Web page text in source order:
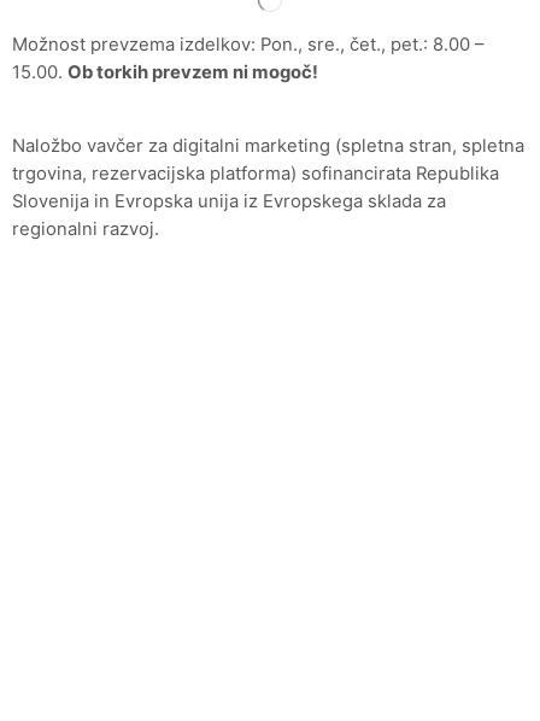
Možnost prevzema izdelkov: Pon., sre., čet., pet.: 8.00 –
15.00. Ob torkih prevzem ni mogoč!
Naložbo vavčer za digitalni marketing (spletna stran, spletna
trgovina, rezervacijska platforma) sofinancirata Republika
Slovenija in Evropska unija iz Evropskega sklada za
regionalni razvoj.